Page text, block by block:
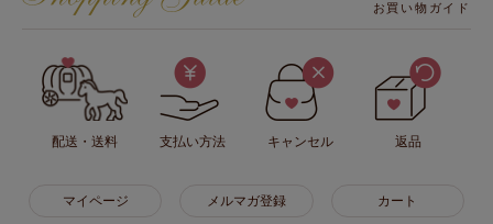
お買い物ガイド
配送・送料 支払い方法 キャンセル 返品
マイページ メルマガ登録 カート